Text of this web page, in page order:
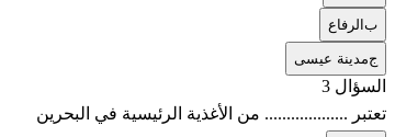
ب الرفاع
جمدينة عيسى
السؤال 3
تعتبر ................... من الأغذية الرئيسية في البحرين